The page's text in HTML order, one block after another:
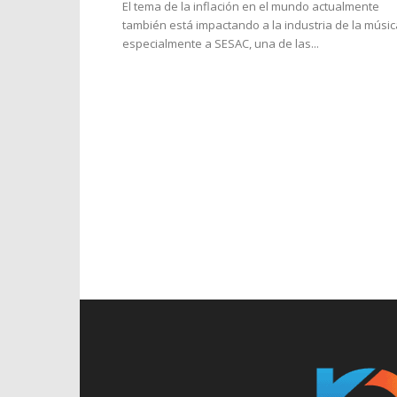
El tema de la inflación en el mundo actualmente
también está impactando a la industria de la
especialmente a SESAC, una de las...